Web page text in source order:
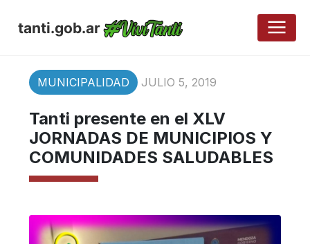
tanti.gob.ar
MUNICIPALIDAD JULIO 5, 2019
Tanti presente en el XLV
JORNADAS DE MUNICIPIOS Y
COMUNIDADES SALUDABLES